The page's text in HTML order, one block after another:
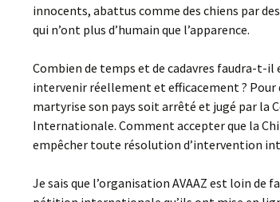
innocents, abattus comme des chiens par
qui n’ont plus d’humain que l’apparence.
Combien de temps et de cadavres faudra-t-il
intervenir réellement et efficacement ? Pour
martyrise son pays soit arrêté et jugé par la
Internationale. Comment accepter que la
empêcher toute résolution d’intervention
Je sais que l’organisation AVAAZ est loin de